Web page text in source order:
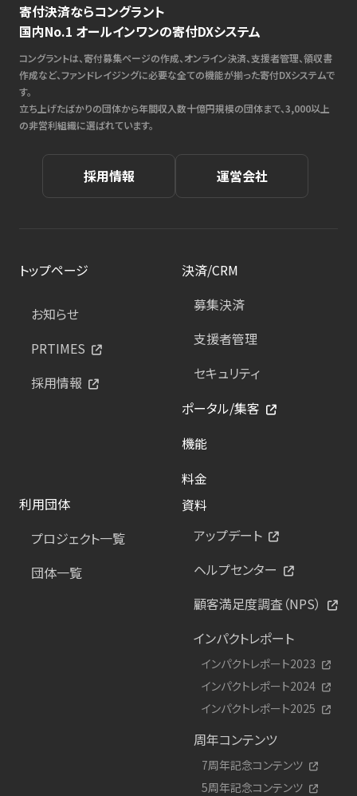
寄付決済ならコングラント
国内No.1 オールインワンの寄付DXシステム
コングラントは、寄付募集ページの作成、オンライン決済、支援者管理、領収書
作成など、ファンドレイジングに必要な全ての機能が揃った寄付DXシステムで
す。
立ち上げたばかりの団体から年間収入数十億円規模の団体まで、3,000以上
の非営利組織に選ばれています。
採用情報 運営会社
トップページ
お知らせ
PRTIMES
採用情報
決済/CRM
募集決済
支援者管理
セキュリティ
ポータル/集客
機能
料金
利用団体
プロジェクト一覧
団体一覧
資料
アップデート
ヘルプセンター
顧客満足度調査（NPS）
インパクトレポート
インパクトレポート2023
インパクトレポート2024
インパクトレポート2025
周年コンテンツ
7周年記念コンテンツ
5周年記念コンテンツ